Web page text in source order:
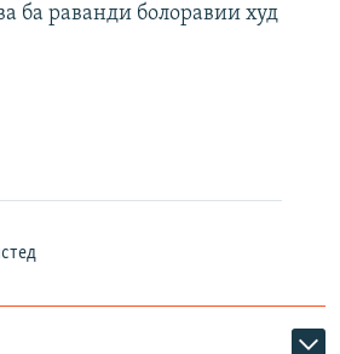
ба раванди болоравии худ